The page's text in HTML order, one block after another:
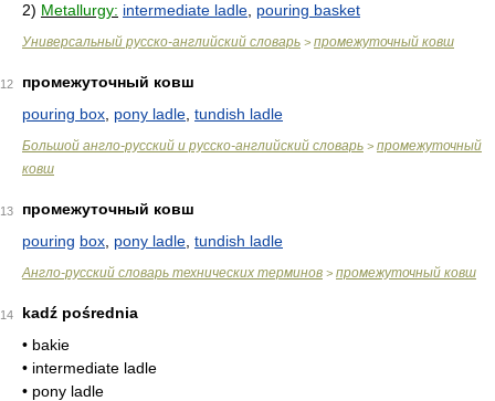
2) Metallurgy: intermediate ladle pouring basket
Универсальный русско-английский словарь > промежуточный ковш
12
промежуточный ковш
pouring box pony ladle tundish ladle
Большой англо-русский и русско-английский словарь > промежуточный
ковш
13
промежуточный ковш
pouring box pony ladle tundish ladle
Англо-русский словарь технических терминов > промежуточный ковш
14
kadź pośrednia
• bakie
• intermediate ladle
• pony ladle